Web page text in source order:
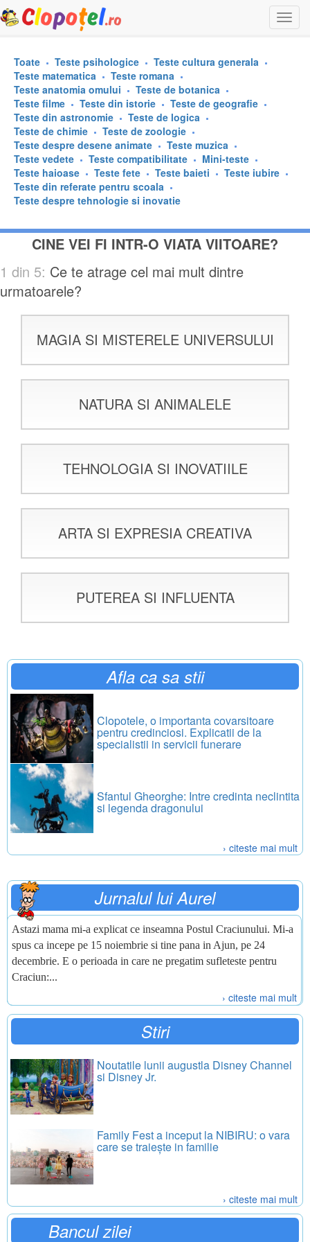
Toate Teste psihologice
Teste cultura generala
Teste matematica
Teste romana
Teste anatomia omului
Teste de botanica
Teste filme
Teste din istorie
Teste de geografie
Teste din astronomie
Teste de logica
Teste de chimie
Teste de zoologie
Teste despre desene animate
Teste muzica
Teste vedete
Teste compatibilitate
Mini-teste
Teste haioase
Teste fete Teste baieti
Teste iubire
Teste din referate pentru scoala
Teste despre tehnologie si inovatie
CINE VEI FI INTR-O VIATA VIITOARE?
1 din 5: Ce te atrage cel mai mult dintre
urmatoarele?
MAGIA SI MISTERELE UNIVERSULUI
NATURA SI ANIMALELE
TEHNOLOGIA SI INOVATIILE
ARTA SI EXPRESIA CREATIVA
PUTEREA SI INFLUENTA
Afla ca sa stii
Clopotele, o importanta covarsitoare
pentru credinciosi. Explicatii de la
specialistii in servicii funerare
Sfantul Gheorghe: Intre credinta neclintita
si legenda dragonului
› citeste mai mult
Jurnalul lui Aurel
Astazi mama mi-a explicat ce inseamna Postul Craciunului. Mi-a
spus ca incepe pe 15 noiembrie si tine pana in Ajun, pe 24
decembrie. E o perioada in care ne pregatim sufleteste pentru
Craciun:...
› citeste mai mult
Stiri
Noutatile lunii augustla Disney Channel
si Disney Jr.
Family Fest a inceput la NIBIRU: o vara
care se traiește in familie
› citeste mai mult
Bancul zilei